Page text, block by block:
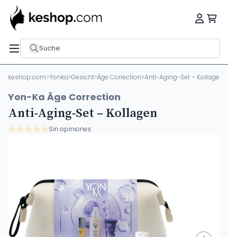
Suche
keshop.com>Yonka>Gesicht>Âge Correction>Anti-Aging-Set – Kollagen
Yon-Ka Âge Correction
Anti-Aging-Set – Kollagen
Sin opiniones